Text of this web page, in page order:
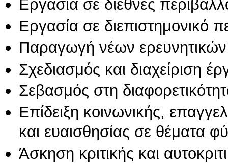
Εργασία σε διεθνές
Εργασία σε διεπιστημονικό
Παραγωγή νέων
Σχεδιασμός και διαχείριση
Σεβασμός στη
Επίδειξη κοινωνικής,
και ευαισθησίας σε θέματα
Άσκηση κριτικής και